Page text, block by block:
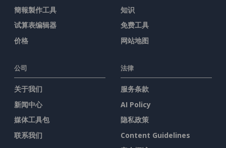
簡報製作工具
试算表编辑器
价格
知识
免费工具
网站地图
公司
关于我们
新闻中心
媒体工具包
联系我们
法律
服务条款
AI Policy
隐私政策
Content Guidelines